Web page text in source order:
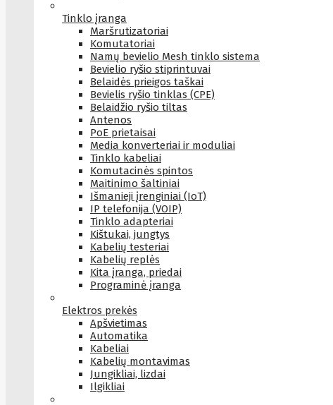
Tinklo įranga
Maršrutizatoriai
Komutatoriai
Namų bevielio Mesh tinklo sistema
Bevielio ryšio stiprintuvai
Belaidės prieigos taškai
Bevielis ryšio tinklas (CPE)
Belaidžio ryšio tiltas
Antenos
PoE prietaisai
Media konverteriai ir moduliai
Tinklo kabeliai
Komutacinės spintos
Maitinimo šaltiniai
Išmanieji įrenginiai (IoT)
IP telefonija (VOIP)
Tinklo adapteriai
Kištukai, jungtys
Kabelių testeriai
Kabelių replės
Kita įranga, priedai
Programinė įranga
Elektros prekės
Apšvietimas
Automatika
Kabeliai
Kabelių montavimas
Jungikliai, lizdai
Ilgikliai